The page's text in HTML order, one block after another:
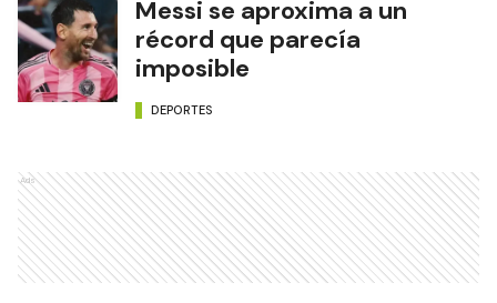
Messi se aproxima a un
récord que parecía
imposible
DEPORTES
Ads